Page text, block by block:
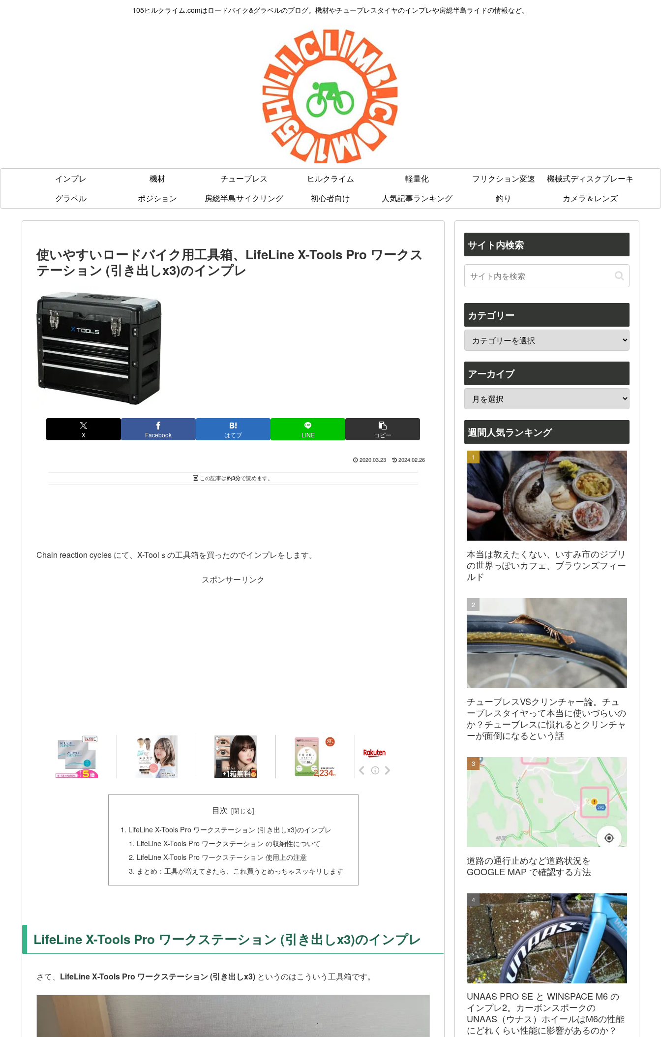
105ヒルクライム.comはロードバイク&グラベルのブログ。機材やチューブレスタイヤのインプレや房総半島ライドの情報など。
インプレ 機材 チューブレス ヒルクライム 軽量化 フリクション変速
機械式ディスクブレーキ
グラベル
ポジション 房総半島サイクリング 初心者向け 人気記事ランキング 釣り カメラ＆レンズ
使いやすいロードバイク用工具箱、LifeLine X-Tools Pro ワークス
テーション (引き出しx3)のインプレ
X Facebook はてブ LINE コピー
2020.03.23 2024.02.26
この記事は約3分で読めます。
Chain reaction cycles にて、X-Toolｓの工具箱を買ったのでインプレをします。
スポンサーリンク
目次
LifeLine X-Tools Pro ワークステーション (引き出しx3)のインプレ
LifeLine X-Tools Pro ワークステーション の収納性について
LifeLine X-Tools Pro ワークステーション 使用上の注意
まとめ：工具が増えてきたら、これ買うとめっちゃスッキリします
LifeLine X-Tools Pro ワークステーション (引き出しx3)のインプレ
さて、 LifeLine X-Tools Pro ワークステーション (引き出しx3) というのはこういう工具箱です。
サイト内検索
カテゴリー
アーカイブ
週間人気ランキング
本当は教えたくない、いすみ市のジブリ
の世界っぽいカフェ、ブラウンズフィー
ルド
チューブレスVSクリンチャー論。チュ
ーブレスタイヤって本当に使いづらいの
か？チューブレスに慣れるとクリンチャ
ーが面倒になるという話
道路の通行止めなど道路状況を
GOOGLE MAP で確認する方法
UNAAS PRO SE と WINSPACE M6 の
インプレ2。カーボンスポークの
UNAAS（ウナス）ホイールはM6の性能
にどれくらい性能に影響があるのか？